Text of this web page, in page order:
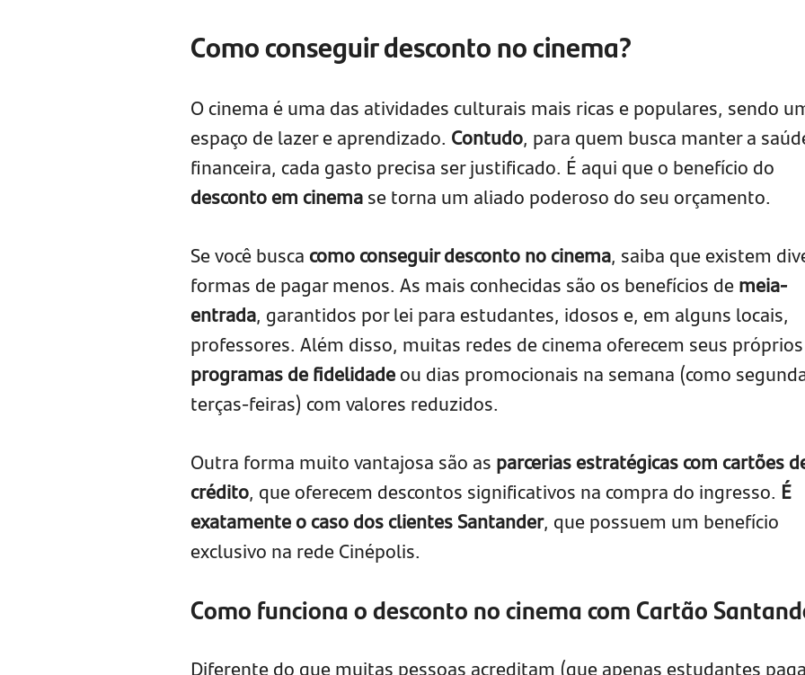
Como conseguir desconto no cinema?
O cinema é uma das atividades culturais mais ricas e populares, sendo
espaço de lazer e aprendizado. Contudo, para quem busca manter a
financeira, cada gasto precisa ser justificado. É aqui que o benefício do
desconto em cinemase torna um aliado poderoso do seu orçamento.
Se você busca como conseguir desconto no cinema, saiba que existem
formas de pagar menos. As mais conhecidas são os benefícios demeia-
entrada, garantidos por lei para estudantes, idosos e, em alguns locais,
professores. Além disso, muitas redes de cinema oferecem seus próprios
programas de fidelidadeou dias promocionais na semana (como
terças-feiras) com valores reduzidos.
Outra forma muito vantajosa são as parcerias estratégicas com cartões
crédito, que oferecem descontos significativos na compra do ingresso. É
exatamente o caso dos clientes Santander, que possuem um benefício
exclusivo na rede Cinépolis.
Como funciona o desconto no cinema com Cartão
Diferente do que muitas pessoas acreditam (que apenas estudantes